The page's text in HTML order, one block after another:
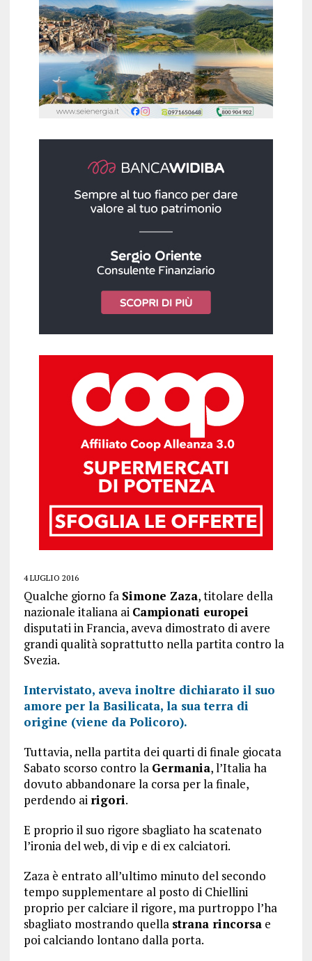
4 LUGLIO 2016
Qualche giorno fa Simone Zaza, titolare della
nazionale italiana ai Campionati europei
disputati in Francia, aveva dimostrato di avere
grandi qualità soprattutto nella partita contro la
Svezia.
Intervistato, aveva inoltre dichiarato il suo
amore per la Basilicata, la sua terra di
origine (viene da Policoro).
Tuttavia, nella partita dei quarti di finale giocata
Sabato scorso contro la Germania, l’Italia ha
dovuto abbandonare la corsa per la finale,
perdendo ai rigori.
E proprio il suo rigore sbagliato ha scatenato
l’ironia del web, di vip e di ex calciatori.
Zaza è entrato all’ultimo minuto del secondo
tempo supplementare al posto di Chiellini
proprio per calciare il rigore, ma purtroppo l’ha
sbagliato mostrando quella strana rincorsae
poi calciando lontano dalla porta.